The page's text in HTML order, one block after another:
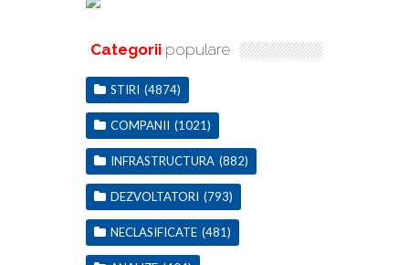
Categorii populare
STIRI (4874)
COMPANII (1021)
INFRASTRUCTURA (882)
DEZVOLTATORI (793)
NECLASIFICATE (481)